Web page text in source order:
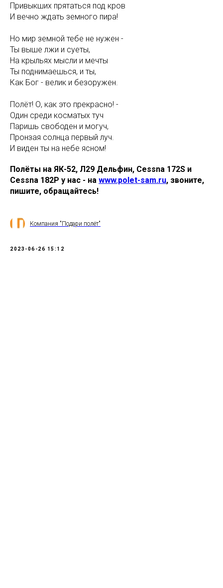
Привыкших прятаться под кров
И вечно ждать земного пира!
Но мир земной тебе не нужен -
Ты выше лжи и суеты,
На крыльях мысли и мечты
Ты поднимаешься, и ты,
Как Бог - велик и безоружен.
Полёт! О, как это прекрасно! -
Один среди косматых туч
Паришь свободен и могуч,
Пронзая солнца первый луч.
И виден ты на небе ясном!
Полёты на ЯК-52, Л29 Дельфин, Cessna 172S и
Cessna 182P у нас - на www.polet-sam.ru, звоните,
пишите, обращайтесь!
Компания "Подари полёт"
2023-06-26 15:12